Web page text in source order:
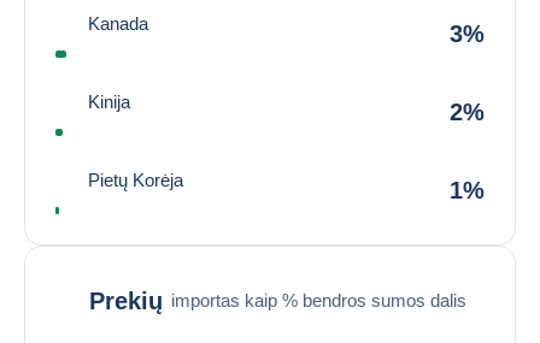
Kanada 3%
Kinija 2%
Pietų Korėja 1%
Prekių importas kaip % bendros sumos dalis